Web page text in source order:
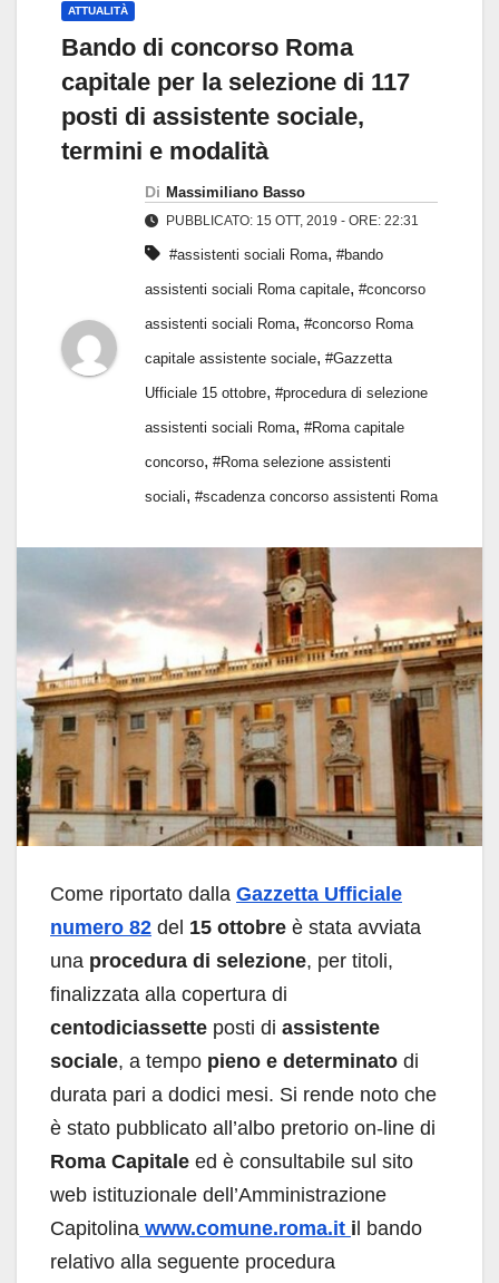
ATTUALITÀ
Bando di concorso Roma
capitale per la selezione di 117
posti di assistente sociale,
termini e modalità
Di Massimiliano Basso
PUBBLICATO: 15 OTT, 2019 - ORE: 22:31
#assistenti sociali Roma, #bando
assistenti sociali Roma capitale, #concorso
assistenti sociali Roma, #concorso Roma
capitale assistente sociale, #Gazzetta
Ufficiale 15 ottobre, #procedura di selezione
assistenti sociali Roma, #Roma capitale
concorso, #Roma selezione assistenti
sociali, #scadenza concorso assistenti Roma
Come riportato dalla Gazzetta Ufficiale
numero 82 del 15 ottobre è stata avviata
una procedura di selezione, per titoli,
finalizzata alla copertura di
centodiciassette posti di assistente
sociale, a tempo pieno e determinato di
durata pari a dodici mesi. Si rende noto che
è stato pubblicato all’albo pretorio on-line di
Roma Capitale ed è consultabile sul sito
web istituzionale dell’Amministrazione
Capitolina www.comune.roma.it i l bando
relativo alla seguente procedura